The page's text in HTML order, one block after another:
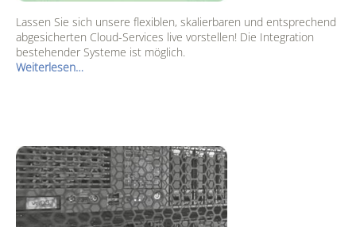
Lassen Sie sich unsere flexiblen, skalierbaren und entsprechend
abgesicherten Cloud-Services live vorstellen! Die Integration
bestehender Systeme ist möglich.
Weiterlesen…